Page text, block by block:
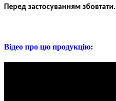
Перед застосуванням збовтати.
Відео про цю продукцію: